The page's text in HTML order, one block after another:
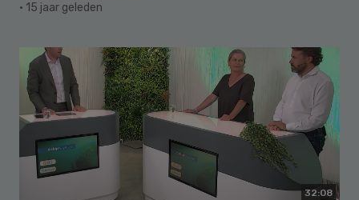
· 15 jaar geleden
32:08